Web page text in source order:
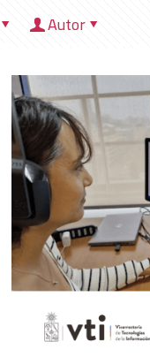
Autor